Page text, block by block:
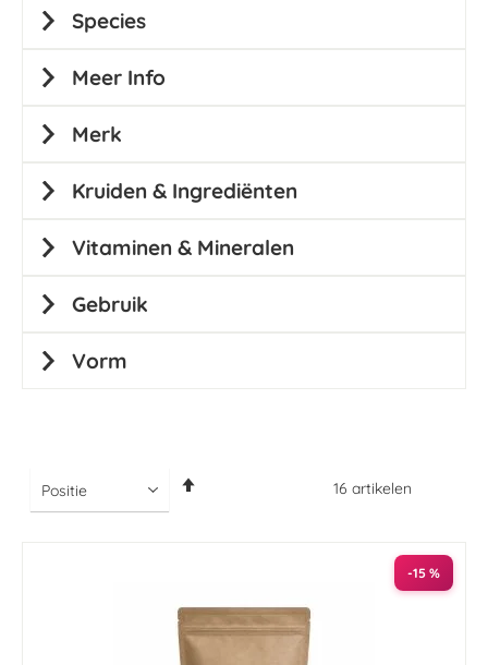
16 artikelen
-15 %
Species
Meer Info
Merk
Kruiden & Ingrediënten
Vitaminen & Mineralen
Gebruik
Vorm